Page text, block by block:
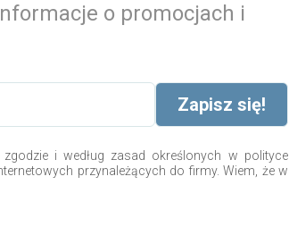
o promocjach i
i według zasad określonych w polityce
przynależących do firmy. Wiem, że w